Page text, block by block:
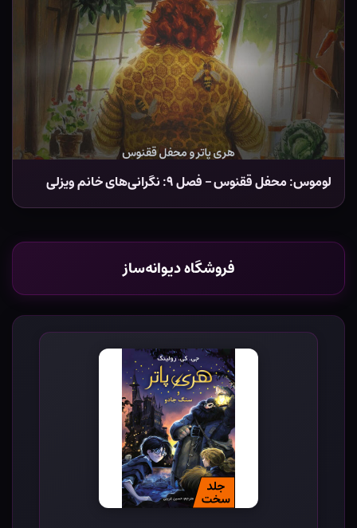
لوموس: محفل ققنوس – فصل ۹: نگرانی‌های خانم ویزلی
فروشگاه دیوانه‌ساز